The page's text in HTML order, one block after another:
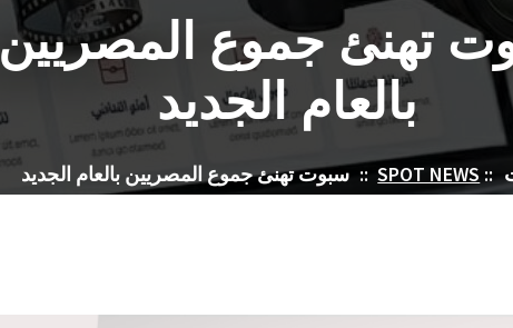
تهنئ جموع المصريين
بالعام الجديد
::
SPOT NEWS
:: سبوت تهنئ جموع المصريين بالعام الجديد